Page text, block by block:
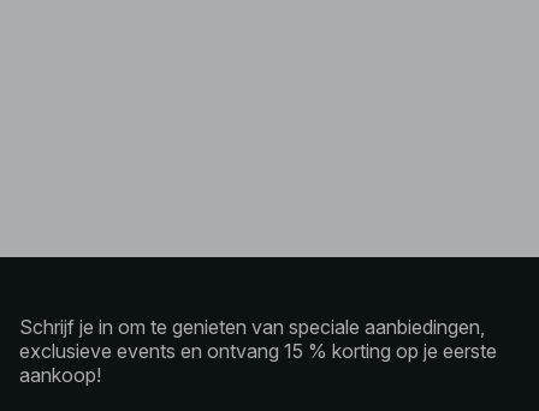
Schrijf je in om te genieten van speciale aanbiedingen,
exclusieve events en ontvang 15 % korting op je eerste
aankoop!